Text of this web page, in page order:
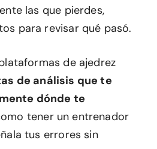
las que pierdes,
para revisar qué pasó.
de ajedrez
de análisis que te
dónde te
tener un entrenador
tus errores sin